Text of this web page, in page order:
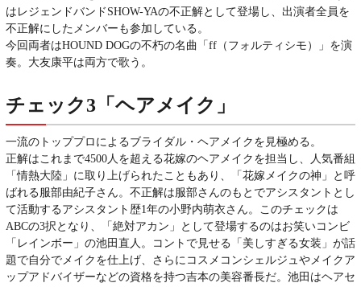
はレジェンドバンドSHOW-YAの不正解として登場し、出演者全員を
不正解にしたメンバーも参加している。
今回両者はHOUND DOGの不朽の名曲「ff（フォルティシモ）」を演
奏。大友康平は両方で歌う。
チェック3「ヘアメイク」
一流のトッププロによるブライダル・ヘアメイクを見極める。
正解はこれまで4500人を超える花嫁のヘアメイクを担当し、人気番組
「情熱大陸」に取り上げられたこともあり、「花嫁メイクの神」と呼
ばれる服部由紀子さん。不正解は服部さんのもとでアシスタントとし
て活動するアシスタント歴1年の小野内萌衣さん。このチェックは
ABCの3択となり、「絶対アカン」として登場するのはお笑いコンビ
「レインボー」の池田直人。コントで見せる「美しすぎる女装」が話
題で自分でメイクを仕上げ、さらにコスメコンシェルジュやメイクア
ップアドバイザーなどの資格を持つ吉本の美容番長だ。池田はヘアセ